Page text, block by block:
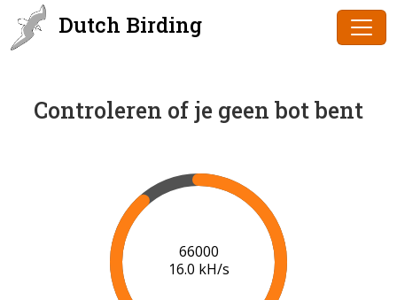
Dutch Birding
Controleren of je geen bot bent
68000
16.2 kH/s